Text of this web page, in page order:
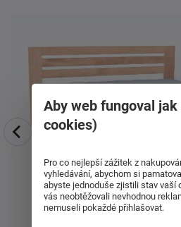
Aby web fungoval
cookies)
Pro co nejlepší zážitek z
vyhledávání, abychom si
abyste jednoduše zjistili stav vaší
vás neobtěžovali nevhodnou
nemuseli pokaždé přihlašovat.